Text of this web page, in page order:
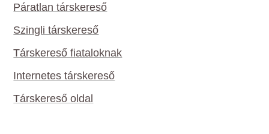
Páratlan társkereső
Szingli társkereső
Társkereső fiataloknak
Internetes társkereső
Társkereső oldal